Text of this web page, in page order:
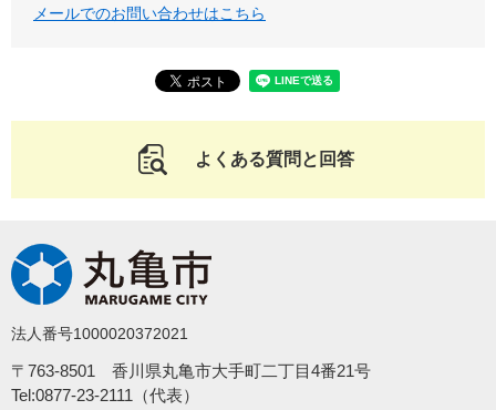
メールでのお問い合わせはこちら
よくある質問と回答
法人番号1000020372021
〒763-8501 香川県丸亀市大手町二丁目4番21号
Tel:0877-23-2111（代表）